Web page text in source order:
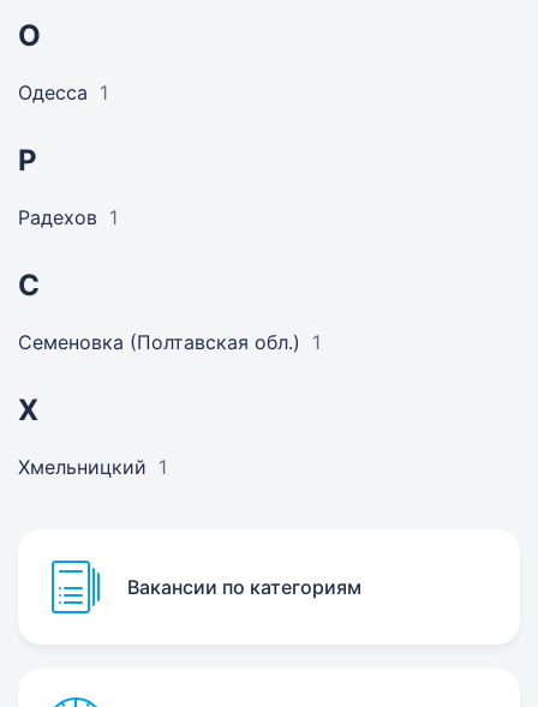
О
Одесса 1
Р
Радехов 1
С
Семеновка (Полтавская обл.) 1
Х
Хмельницкий 1
Вакансии по категориям